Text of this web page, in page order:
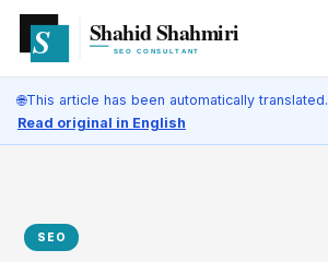
🌐This article has been automatically translated.
Read original in English
SEO